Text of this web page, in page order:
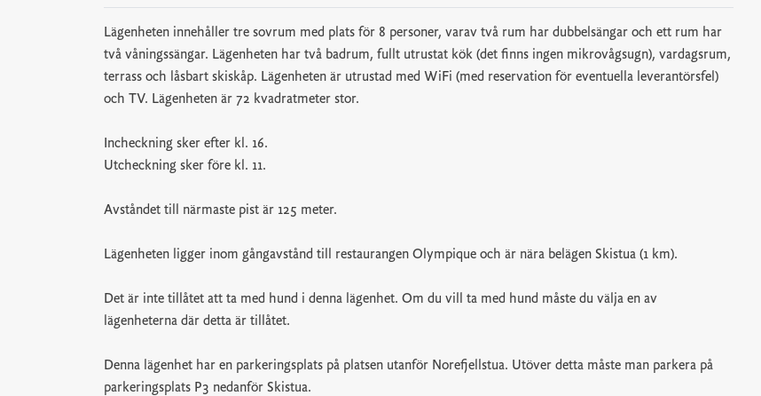
Lägenheten innehåller tre sovrum med plats för 8 personer, varav två rum har dubbelsängar och ett rum har
två våningssängar. Lägenheten har två badrum, fullt utrustat kök (det finns ingen mikrovågsugn), vardagsrum,
terrass och låsbart skiskåp. Lägenheten är utrustad med WiFi (med reservation för eventuella leverantörsfel)
och TV. Lägenheten är 72 kvadratmeter stor.
Incheckning sker efter kl. 16.
Utcheckning sker före kl. 11.
Avståndet till närmaste pist är 125 meter.
Lägenheten ligger inom gångavstånd till restaurangen Olympique och är nära belägen Skistua (1 km).
Det är inte tillåtet att ta med hund i denna lägenhet. Om du vill ta med hund måste du välja en av
lägenheterna där detta är tillåtet.
Denna lägenhet har en parkeringsplats på platsen utanför Norefjellstua. Utöver detta måste man parkera på
parkeringsplats P3 nedanför Skistua.